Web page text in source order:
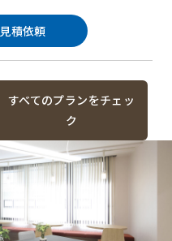
見積依頼
すべてのプランをチェッ
ク